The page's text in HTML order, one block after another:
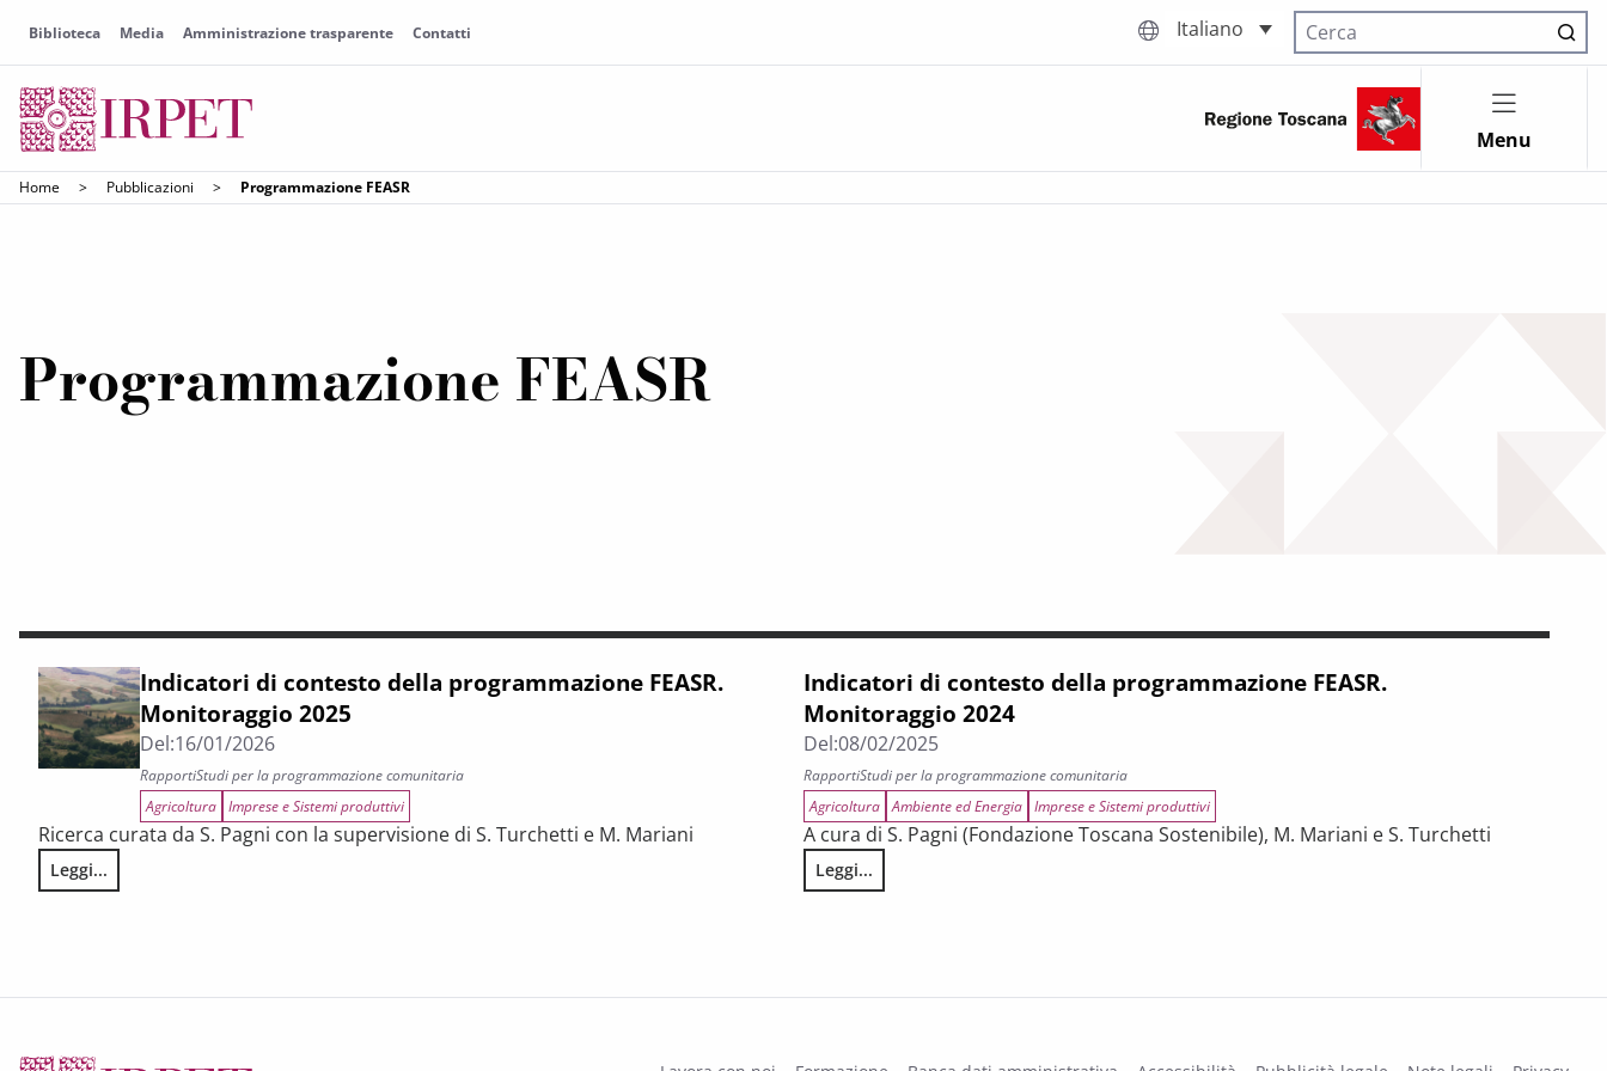
Biblioteca Media Amministrazione trasparente Contatti Italiano
Cerca nel sito
Menu
Home > Pubblicazioni > Programmazione FEASR
Programmazione FEASR
Indicatori di contesto della programmazione FEASR.
Monitoraggio 2025
Del:16/01/2026
RapportiStudi per la programmazione comunitaria
Agricoltura Imprese e Sistemi produttivi
Ricerca curata da S. Pagni con la supervisione di S. Turchetti e M. Mariani
Leggi...
Indicatori di contesto della programmazione FEASR. Monitoraggio 2025
Indicatori di contesto della programmazione FEASR.
Monitoraggio 2024
Del:08/02/2025
RapportiStudi per la programmazione comunitaria
Agricoltura Ambiente ed Energia Imprese e Sistemi produttivi
A cura di S. Pagni (Fondazione Toscana Sostenibile), M. Mariani e S. Turchetti
Leggi...
Indicatori di contesto della programmazione FEASR. Monitoraggio 2024